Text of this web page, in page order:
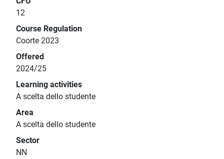
12
Course Regulation
Coorte 2023
Offered
2024/25
Learning activities
A scelta dello studente
Area
A scelta dello studente
Sector
NN